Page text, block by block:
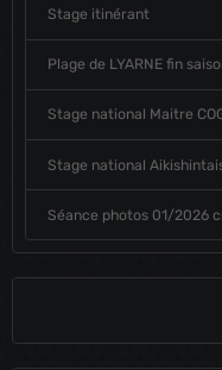
Stage itinérant
Plage de LYARNE fin
Stage national Maitre
Stage national
Séance photos 01/2026